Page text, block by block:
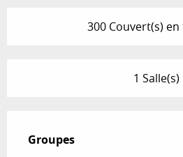
300 Couvert(s)
1 Salle(s)
Groupes
Groupes